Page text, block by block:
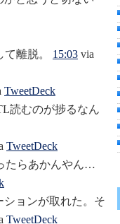
離脱。 15:03 via
TweetDeck
読むのが捗るなん
TweetDeck
たらあかんやん…
ョンが取れた。そ
TweetDeck